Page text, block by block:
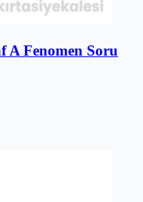
A Fenomen Soru